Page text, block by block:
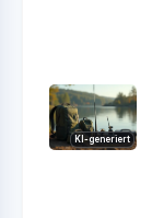
KI-generiert